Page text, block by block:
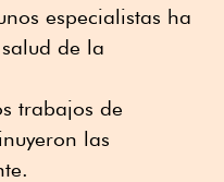
especialistas ha
de la
trabajos de
las